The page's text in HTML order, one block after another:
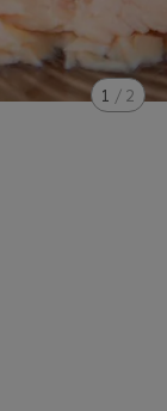
1 /2